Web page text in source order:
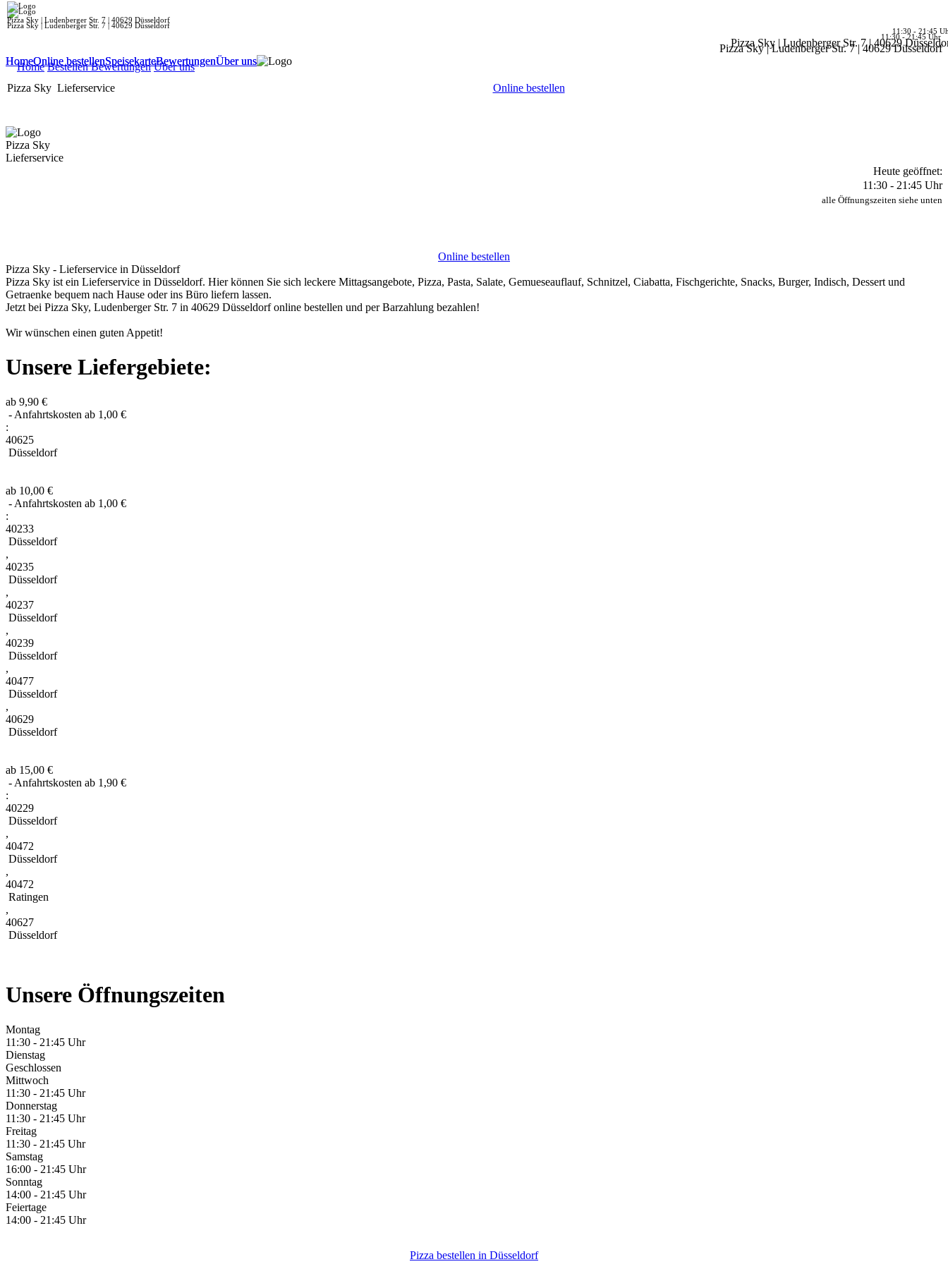
Pizza Sky | Ludenberger Str. 7 | 40629 Düsseldorf
11:30 - 21:45
Pizza Sky | Ludenberger Str. 7 | 40629
Home BestellenBewertungen Über uns
Pizza Sky | Ludenberger Str. 7 | 40629 Düsseldorf
11:30 - 21:45 Uhr
Pizza Sky | Ludenberger Str. 7 | 40629 Düsseldorf
HomeOnline bestellenSpeisekarteBewertungenÜber uns
HomeOnline bestellenSpeisekarteBewertungenÜber uns
Pizza Sky Lieferservice Online bestellen
Pizza Sky
Lieferservice
Heute geöffnet:
11:30 - 21:45 Uhr
alle Öffnungszeiten siehe unten
Online bestellen
Pizza Sky - Lieferservice in Düsseldorf
Pizza Sky ist ein Lieferservice in Düsseldorf. Hier können Sie sich leckere Mittagsangebote, Pizza, Pasta, Salate, Gemueseauflauf, Schnitzel, Ciabatta, Fischgerichte, Snacks, Burger, Indisch, Dessert und
Getraenke bequem nach Hause oder ins Büro liefern lassen.
Jetzt bei Pizza Sky, Ludenberger Str. 7 in 40629 Düsseldorf online bestellen und per Barzahlung bezahlen!
Wir wünschen einen guten Appetit!
Unsere Liefergebiete:
ab 9,90 €
- Anfahrtskosten ab 1,00 €
:
40625
Düsseldorf
ab 10,00 €
- Anfahrtskosten ab 1,00 €
:
40233
Düsseldorf
,
40235
Düsseldorf
,
40237
Düsseldorf
,
40239
Düsseldorf
,
40477
Düsseldorf
,
40629
Düsseldorf
ab 15,00 €
- Anfahrtskosten ab 1,90 €
:
40229
Düsseldorf
,
40472
Düsseldorf
,
40472
Ratingen
,
40627
Düsseldorf
Unsere Öffnungszeiten
Montag
11:30 - 21:45 Uhr
Dienstag
Geschlossen
Mittwoch
11:30 - 21:45 Uhr
Donnerstag
11:30 - 21:45 Uhr
Freitag
11:30 - 21:45 Uhr
Samstag
16:00 - 21:45 Uhr
Sonntag
14:00 - 21:45 Uhr
Feiertage
14:00 - 21:45 Uhr
Pizza bestellen in Düsseldorf